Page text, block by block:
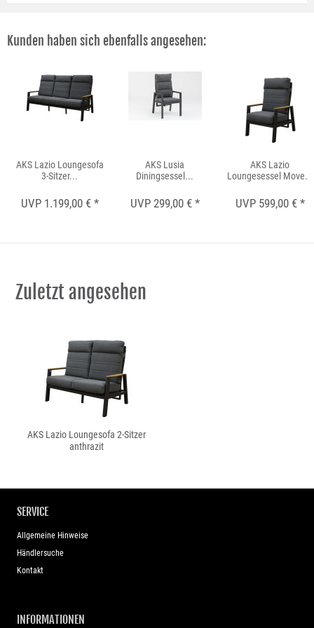
Kunden haben sich ebenfalls angesehen:
AKS Lazio Loungesofa
3-Sitzer...
UVP 1.199,00 € *
AKS Lusia
Diningsessel...
UVP 299,00 € *
AKS Lazio
Loungesessel Move...
UVP 599,00 € *
Zuletzt angesehen
AKS Lazio Loungesofa 2-Sitzer
anthrazit
SERVICE
Allgemeine Hinweise
Händlersuche
Kontakt
INFORMATIONEN